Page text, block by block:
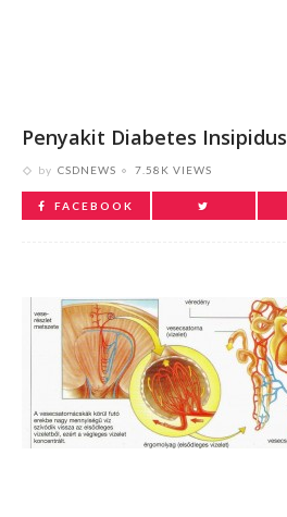
Penyakit Diabetes Insipidus
by CSDNEWS 7.58K VIEWS
FACEBOOK